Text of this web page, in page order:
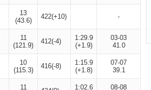
13
(43.6)
422(+10) -
11
(121.9)
412(-4)
1:29.9
(+1.9)
03-03
41.0
10
(115.3)
416(-8)
1:15.9
(+1.8)
07-07
39.1
11
1:02.6
08-08